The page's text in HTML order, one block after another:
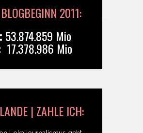
2011:
53.874.859 Mio
17.378.986 Mio
| ZAHLE ICH: